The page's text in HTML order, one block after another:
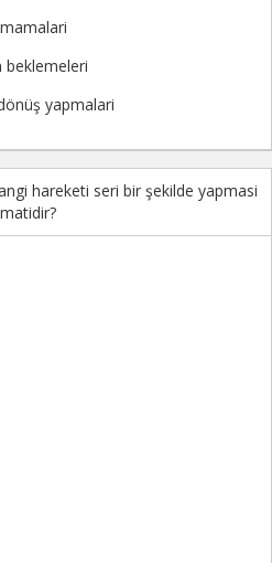
beklemeleri
yapmalari
hareketi seri bir şekilde yapmasi